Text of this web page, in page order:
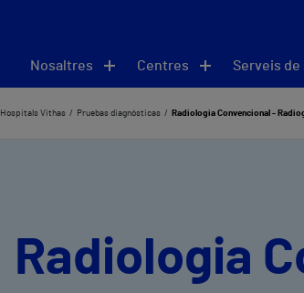
Nosaltres Centres Serveis de
Hospitals Vithas Pruebas diagnósticas Radiologia Convencional -
Radiologia